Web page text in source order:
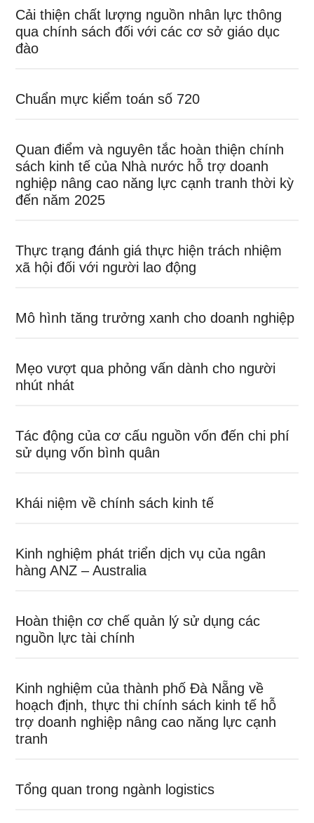
Cải thiện chất lượng nguồn nhân lực thông
qua chính sách đối với các cơ sở giáo dục
đào
Chuẩn mực kiểm toán số 720
Quan điểm và nguyên tắc hoàn thiện chính
sách kinh tế của Nhà nước hỗ trợ doanh
nghiệp nâng cao năng lực cạnh tranh thời kỳ
đến năm 2025
Thực trạng đánh giá thực hiện trách nhiệm
xã hội đối với người lao động
Mô hình tăng trưởng xanh cho doanh nghiệp
Mẹo vượt qua phỏng vấn dành cho người
nhút nhát
Tác động của cơ cấu nguồn vốn đến chi phí
sử dụng vốn bình quân
Khái niệm về chính sách kinh tế
Kinh nghiệm phát triển dịch vụ của ngân
hàng ANZ – Australia
Hoàn thiện cơ chế quản lý sử dụng các
nguồn lực tài chính
Kinh nghiệm của thành phố Đà Nẵng về
hoạch định, thực thi chính sách kinh tế hỗ
trợ doanh nghiệp nâng cao năng lực cạnh
tranh
Tổng quan trong ngành logistics